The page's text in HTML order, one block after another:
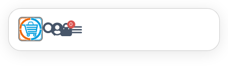
0